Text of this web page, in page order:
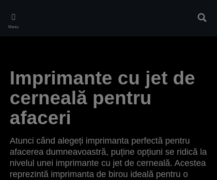
main
Meniu
Imprimante cu jet de
cerneală pentru
afaceri
Atunci când alegeți imprimanta perfectă pentru
afacerea dumneavoastră, puține opțiuni se ridică la
nivelul unei imprimante cu jet de cerneală. Acestea
reprezintă imprimanta de birou ideală pentru o